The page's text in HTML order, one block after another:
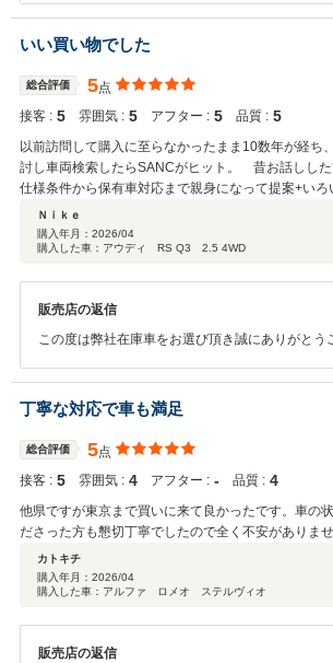
社支店が御座いますので、支店のスタッフと連携
限りのサポートをさせて頂ければと思いますので
しくお願い致します。
いい買い物でした
総合評価 5点
接客 : 5 雰囲気 : 5 アフター : 5 品質 : 5
以前訪問して購入に至らなかったまま10数年が経ち
討し車両検索したらSANCがヒット。 昔お話しし
仕様条件から保有車対応まで親身になって提案+い
だき大変助かりました。 点検や故障時のサポートで
敵な店舗です。
Ｎｉｋｅ
購入年月： 2026/04
購入した車：アウディ RS Q3 2.5 4WD
販売店の返信
この度は弊社在庫車をお選び頂き誠にありがとう
ポートをさせて頂ければと思いますので、どうぞ
致します。
丁寧な対応で車も満足
総合評価 5点
接客 : 5 雰囲気 : 4 アフター : ‐ 品質 : 4
他県ですが東京まで買いに来て良かったです。車の
ださった方も懇切丁寧でしたので全く不安がありませ
カトキチ
購入年月： 2026/04
購入した車：アルファ ロメオ ステルヴィオ
販売店の返信